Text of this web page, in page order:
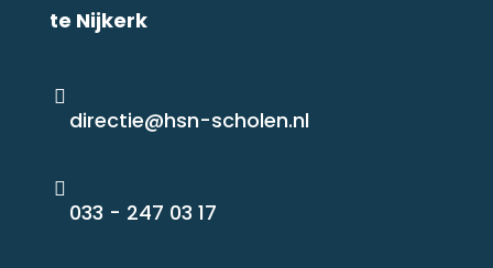
te Nijkerk

directie@hsn-scholen.nl

033 - 247 03 17